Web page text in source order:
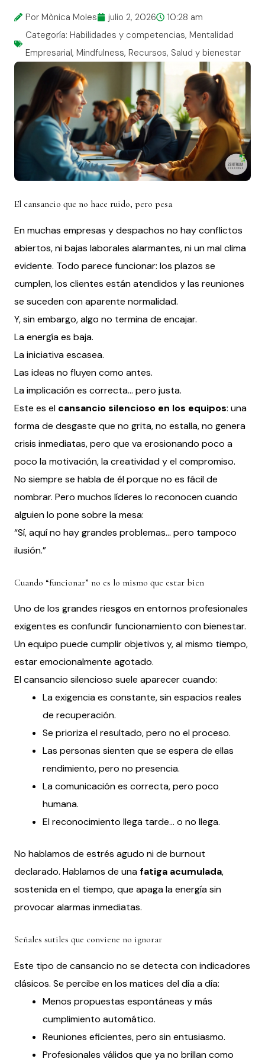
Por Mònica Moles julio 2, 2026
10:28 am
Categoría: Habilidades y competencias, Mentalidad
Empresarial, Mindfulness, Recursos, Salud y bienestar
El cansancio que no hace ruido, pero pesa
En muchas empresas y despachos no hay conflictos
abiertos, ni bajas laborales alarmantes, ni un mal clima
evidente. Todo parece funcionar: los plazos se
cumplen, los clientes están atendidos y las reuniones
se suceden con aparente normalidad.
Y, sin embargo, algo no termina de encajar.
La energía es baja.
La iniciativa escasea.
Las ideas no fluyen como antes.
La implicación es correcta… pero justa.
Este es el cansancio silencioso en los equipos: una
forma de desgaste que no grita, no estalla, no genera
crisis inmediatas, pero que va erosionando poco a
poco la motivación, la creatividad y el compromiso.
No siempre se habla de él porque no es fácil de
nombrar. Pero muchos líderes lo reconocen cuando
alguien lo pone sobre la mesa:
“Sí, aquí no hay grandes problemas… pero tampoco
ilusión.”
Cuando “funcionar” no es lo mismo que estar bien
Uno de los grandes riesgos en entornos profesionales
exigentes es confundir funcionamiento con bienestar.
Un equipo puede cumplir objetivos y, al mismo tiempo,
estar emocionalmente agotado.
El cansancio silencioso suele aparecer cuando:
La exigencia es constante, sin espacios reales
de recuperación.
Se prioriza el resultado, pero no el proceso.
Las personas sienten que se espera de ellas
rendimiento, pero no presencia.
La comunicación es correcta, pero poco
humana.
El reconocimiento llega tarde… o no llega.
No hablamos de estrés agudo ni de burnout
declarado. Hablamos de unafatiga acumulada,
sostenida en el tiempo, que apaga la energía sin
provocar alarmas inmediatas.
Señales sutiles que conviene no ignorar
Este tipo de cansancio no se detecta con indicadores
clásicos. Se percibe en los matices del día a día:
Menos propuestas espontáneas y más
cumplimiento automático.
Reuniones eficientes, pero sin entusiasmo.
Profesionales válidos que ya no brillan como